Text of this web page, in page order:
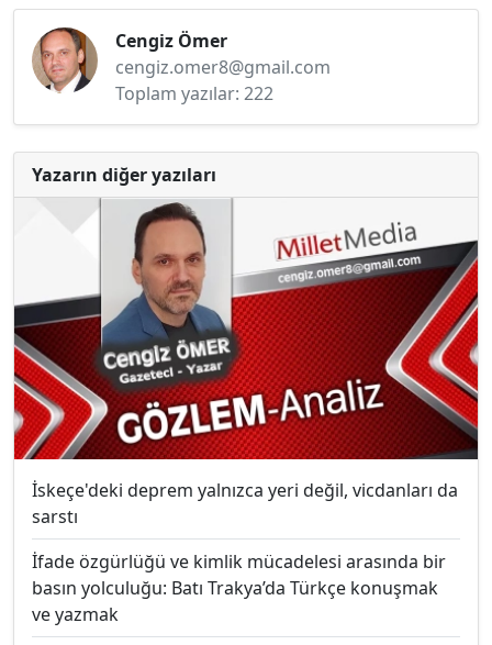
Cengiz Ömer
cengiz.omer8@gmail.com
Toplam yazılar: 222
Yazarın diğer yazıları
İskeçe'deki deprem yalnızca yeri değil, vicdanları da
sarstı
İfade özgürlüğü ve kimlik mücadelesi arasında bir
basın yolculuğu: Batı Trakya’da Türkçe konuşmak
ve yazmak